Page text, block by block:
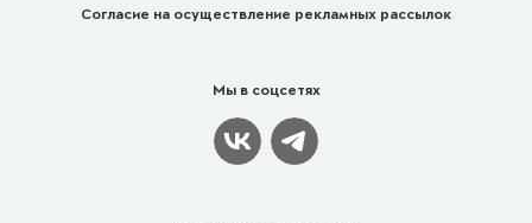
Согласие на осуществление рекламных рассылок
Мы в соцсетях